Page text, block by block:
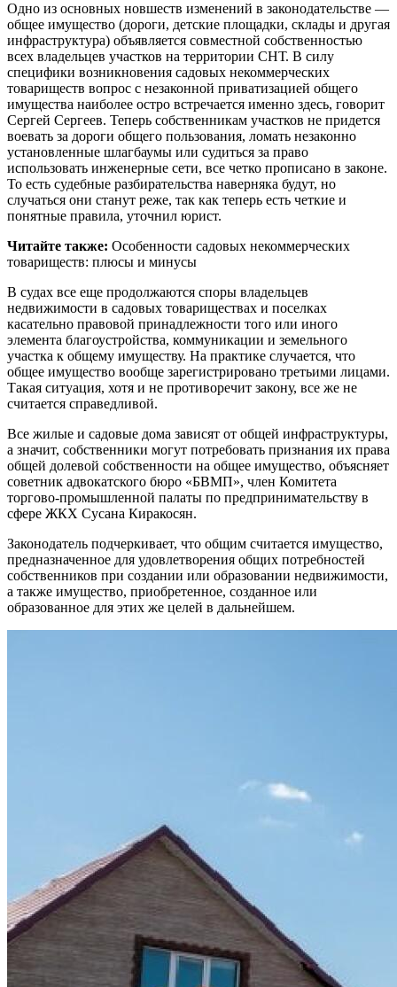
Одно из основных новшеств изменений в законодательстве —
общее имущество (дороги, детские площадки, склады и другая
инфраструктура) объявляется совместной собственностью
всех владельцев участков на территории СНТ. В силу
специфики возникновения садовых некоммерческих
товариществ вопрос с незаконной приватизацией общего
имущества наиболее остро встречается именно здесь, говорит
Сергей Сергеев. Теперь собственникам участков не придется
воевать за дороги общего пользования, ломать незаконно
установленные шлагбаумы или судиться за право
использовать инженерные сети, все четко прописано в законе.
То есть судебные разбирательства наверняка будут, но
случаться они станут реже, так как теперь есть четкие и
понятные правила, уточнил юрист.
Читайте также: Особенности садовых некоммерческих
товариществ: плюсы и минусы
В судах все еще продолжаются споры владельцев
недвижимости в садовых товариществах и поселках
касательно правовой принадлежности того или иного
элемента благоустройства, коммуникации и земельного
участка к общему имуществу. На практике случается, что
общее имущество вообще зарегистрировано третьими лицами.
Такая ситуация, хотя и не противоречит закону, все же не
считается справедливой.
Все жилые и садовые дома зависят от общей инфраструктуры,
а значит, собственники могут потребовать признания их права
общей долевой собственности на общее имущество, объясняет
советник адвокатского бюро «БВМП», член Комитета
торгово-промышленной палаты по предпринимательству в
сфере ЖКХ Сусана Киракосян.
Законодатель подчеркивает, что общим считается имущество,
предназначенное для удовлетворения общих потребностей
собственников при создании или образовании недвижимости,
а также имущество, приобретенное, созданное или
образованное для этих же целей в дальнейшем.